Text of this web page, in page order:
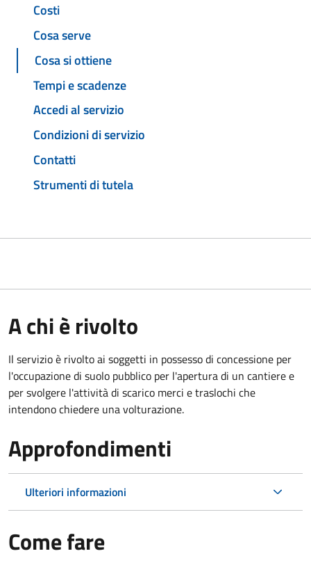
Costi
Cosa serve
Cosa si ottiene
Tempi e scadenze
Accedi al servizio
Condizioni di servizio
Contatti
Strumenti di tutela
A chi è rivolto
Il servizio è rivolto ai soggetti in possesso di concessione per
l'occupazione di suolo pubblico per l'apertura di un cantiere e
per svolgere l'attività di scarico merci e traslochi che
intendono chiedere una volturazione.
Approfondimenti
Ulteriori informazioni
Come fare